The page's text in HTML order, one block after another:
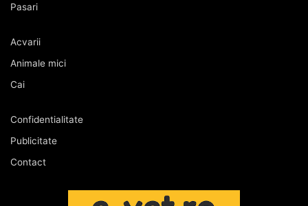
Pasari
Acvarii
Animale mici
Cai
Confidentialitate
Publicitate
Contact